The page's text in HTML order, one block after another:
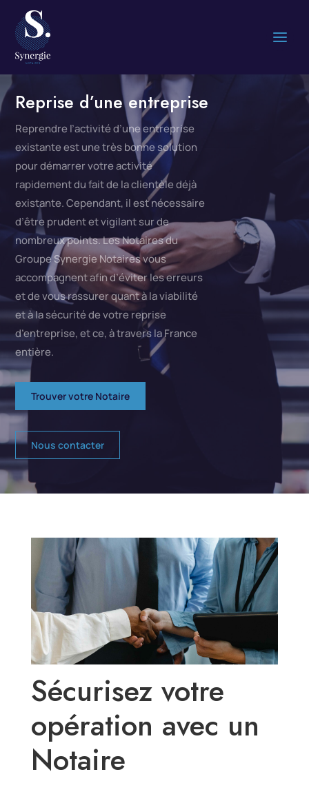
Reprise d’une entreprise
Reprendre l’activité d’une entreprise
existante est une très bonne solution
pour démarrer votre activité
rapidement du fait de la clientèle déjà
existante. Cependant, il est nécessaire
d’être prudent et vigilant sur de
nombreux points.Les Notaires du
Groupe Synergie Notaires vous
accompagnent afin d’éviter les erreurs
et de vous rassurer quant à la viabilité
et à la sécurité de votre reprise
d’entreprise, et ce, à travers la France
entière.
Trouver votre Notaire
Nous contacter
Sécurisez votre
opération avec un
Notaire